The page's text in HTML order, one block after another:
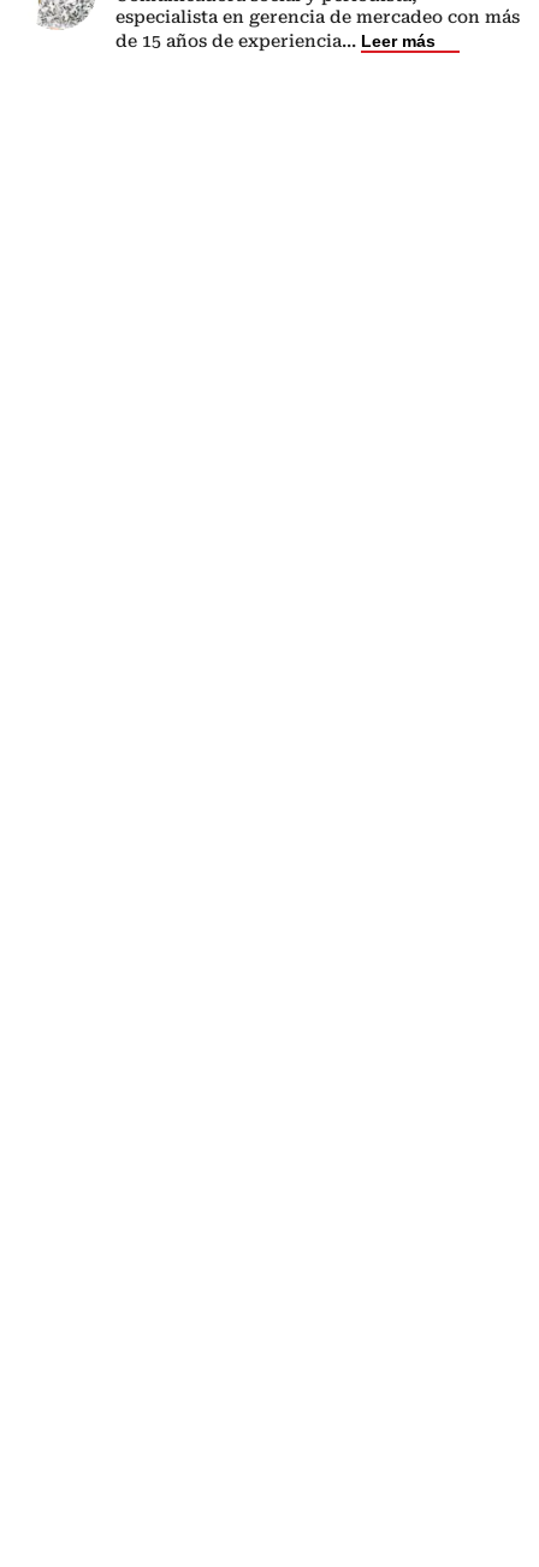
especialista en gerencia de mercadeo con más
de 15 años de experiencia... Leer más